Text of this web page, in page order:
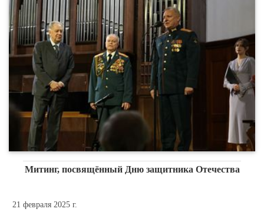
Митинг, посвящённый Дню защитника Отечества
21 февраля 2025 г.